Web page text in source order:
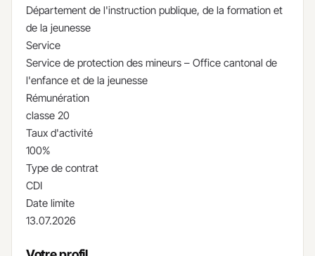
Département de l'instruction publique, de la formation et
de la jeunesse
Service
Service de protection des mineurs – Office cantonal de
l'enfance et de la jeunesse
Rémunération
classe 20
Taux d'activité
100%
Type de contrat
CDI
Date limite
13.07.2026